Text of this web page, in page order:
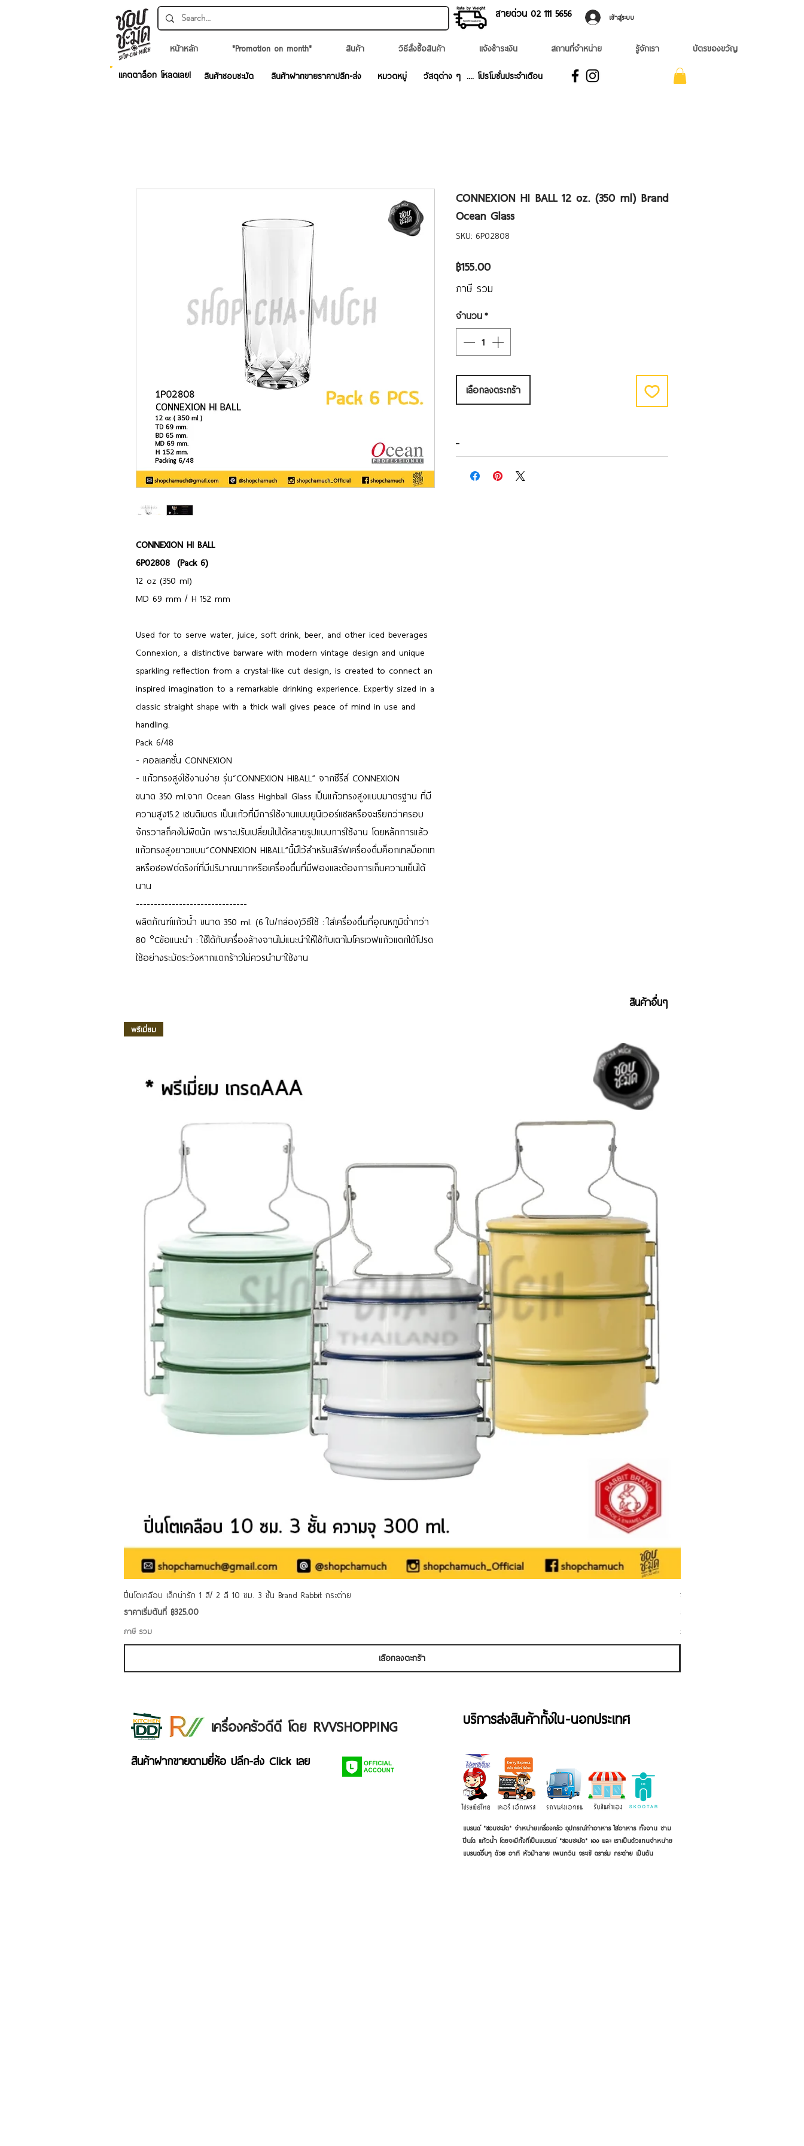
สายด่วน 02 ​111 5656 เข้าสู่ระบบ
หน้าหลัก *Promotion on month* สินค้า วิธีสั่งซื้อสินค้า แจ้งชำระเงิน สถานที่จำหน่าย รู้จักเรา บัตรของขวัญ
สินค้าชอบชะมัด สินค้าฝากขายราคาปลีก-ส่ง หมวดหมู่ วัสดุต่าง ๆ .... โปรโมชั่นประจำเดือน
แคตตาล็อก โหลดเลย!
CONNEXION HI BALL
6P02808 (Pack 6)
12 oz (350 ml)
MD 69 mm / H 152 mm
Used for to serve water, juice, soft drink, beer, and other iced beverages
Connexion, a distinctive barware with modern vintage design and unique
sparkling reflection from a crystal-like cut design, is created to connect an
inspired imagination to a remarkable drinking experience. Expertly sized in a
classic straight shape with a thick wall gives peace of mind in use and
handling.
Pack 6/48
- คอลเลคชั่น CONNEXION
- แก้วทรงสูงใช้งานง่าย รุ่น“CONNEXION HIBALL” จากซีรีส์ CONNEXION
ขนาด 350 ml.จาก Ocean Glass Highball Glass เป็นแก้วทรงสูงแบบมาตรฐาน ที่มี
ความสูง15.2 เซนติเมตร เป็นแก้วที่มีการใช้งานแบบยูนิเวอร์แซลหรือจะเรียกว่าครอบ
จักรวาลก็คงไม่ผิดนัก เพราะปรับเปลี่ยนไปได้หลายรูปแบบการใช้งาน โดยหลักการแล้ว
แก้วทรงสูงยาวแบบ“CONNEXION HIBALL”นี้มีไว้สำหรับเสิร์ฟเครื่องดื่มค็อกเทลม็อกเท
ลหรือซอฟต์ดริงก์ที่มีปริมาณมากหรือเครื่องดื่มที่มีฟองและต้องการเก็บความเย็นได้
นาน
-------------------------------
ผลิตภัณฑ์แก้วน้ำ ขนาด 350 ml. (6 ใบ/กล่อง)วิธีใช้ : ใส่เครื่องดื่มที่อุณหภูมิต่ำกว่า
80 °Cข้อแนะนำ : ใช้ได้กับเครื่องล้างจานไม่แนะนำให้ใช้กับเตาไมโครเวฟแก้วแตกได้โปรด
ใช้อย่างระมัดระวังหากแตกร้าวไม่ควรนำมาใช้งาน
CONNEXION HI BALL 12 oz. (350 ml) Brand
Ocean Glass
SKU: 6P02808
฿155.00ราคา
ภาษี รวม
จำนวน*
เลือกลงตระกร้า
สินค้าอื่นๆ
พรีเมี่ยม
ปิ่นโตเคลือบ เล็กน่ารัก 1 สี/ 2 สี 10 ซม. 3 ชั้น Brand Rabbit กระต่าย
ราคาเริ่มต้นที่ ฿325.00
ราคาขายลด
ภาษี รวม
เลือกลงตะกร้า
ชามเคลือบ Enamel Food grade ล
ภาษี รวม
เครื่องครัวดีดี โดย RVVSHOPPING
สินค้าฝากขายตามยี่ห้อ ปลีก-ส่ง Click เลย
บริการส่งสินค้าทั้งใน-นอกประเทศ
แบรนด์ "ชอบชะมัด" จำหน่ายเครื่องครัว อุปกรณ์ทำอาหาร ใส่อาหาร ทั้งจาน ชาม
ปิ่นโต แก้วน้ำ โดยจะมีทั้งที่เป็นแบรนด์ "ชอบชะมัด" เอง และ เราเป็นตัวแทนจำหน่าย
แบรนด์อื่นๆ ด้วย อาทิ หัวม้าลาย เพนกวิน จระเข้ ตราร่ม กระต่าย เป็นต้น